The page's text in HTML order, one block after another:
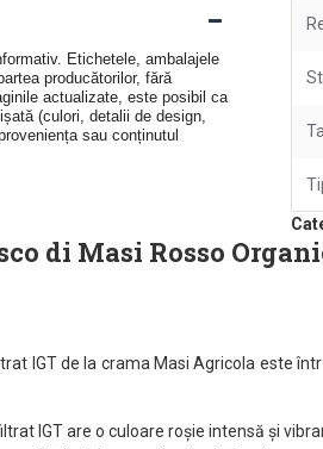
Etichetele, ambalajele
producătorilor, fără
actualizate, este posibil ca
(culori, detalii de design,
sau conținutul
di Masi Rosso
IGT de la crama Masi Agricola este
IGT are o culoare roșie intensă și